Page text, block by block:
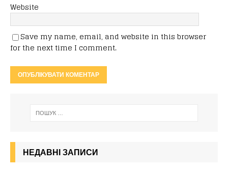
Website
Save my name, email, and website in this browser
for the next time I comment.
НЕДАВНІ ЗАПИСИ